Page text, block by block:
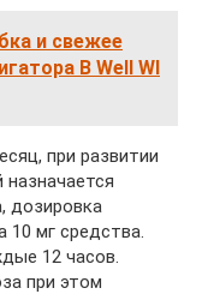
и свежее
B Well WI
при развитии
дозировка
10 мг средства.
12 часов.
при этом